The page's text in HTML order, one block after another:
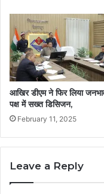
आखिर डीएम ने फिर लिया
पक्ष में सख्त डिसिजन,
February 11, 2025
Leave a Reply